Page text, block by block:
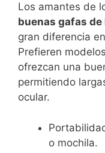
Los amantes de
buenas gafas
gran diferencia
Prefieren
ofrezcan una
permitiendo
ocular.
o mochila.